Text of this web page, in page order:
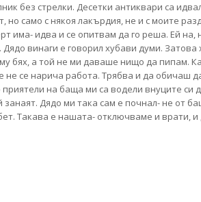
без стрелки. Десетки антиквари са
само с някоя лакърдия, не и с моите
има- идва и се опитвам да го реша. Ей
винаги е говорил хубави думи.
бях, а той не ми даваше нищо да пипам.
се нарича работа. Трябва и да обичаш
на баща ми са водели внуците си
Дядо ми така сам е почнал- не от
Такава е нашата- отключваме и